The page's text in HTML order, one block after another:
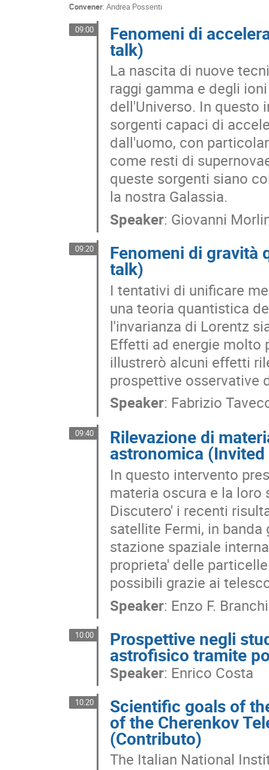
Convener: Andrea Possenti
09:00 Fenomeni di
talk)
La nascita di nuove
raggi gamma e degli
dell'Universo. In questo
sorgenti capaci di
dall'uomo, con
come resti di
queste sorgenti siano
la nostra Galassia.
Speaker: Giovanni
09:20 Fenomeni di gravità
talk)
I tentativi di unificare
una teoria quantistica
l'invarianza di Lorentz
Effetti ad energie molto
illustrerò alcuni effetti
prospettive osservative
Speaker: Fabrizio
09:40 Rilevazione di
astronomica
In questo intervento
materia oscura e la
Discutero' i recenti
satellite Fermi, in
stazione spaziale
proprieta' delle
possibili grazie ai
Speaker: Enzo F.
10:00 Prospettive negli
astrofisico tramite
Speaker: Enrico Costa
10:20 Scientific goals of
of the Cherenkov
(Contributo)
The Italian National